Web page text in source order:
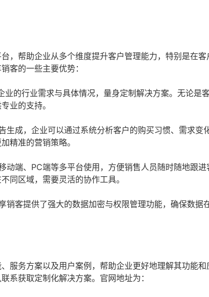
，帮助企业从多个维度提升客户管理能力，特别是在客
客的一些主要优势：
的行业需求与具体情况，量身定制解决方案。无论是
业的支持。
生成，企业可以通过系统分析客户的购买习惯、需求变
精准的营销策略。
动端、PC端等多平台使用，方便销售人员随时随地跟进
同区域，需要灵活的协作工具。
销客提供了强大的数据加密与权限管理功能，确保数据
服务方案以及用户案例，帮助企业更好地理解其功能和
系获取定制化解决方案。官网地址为：